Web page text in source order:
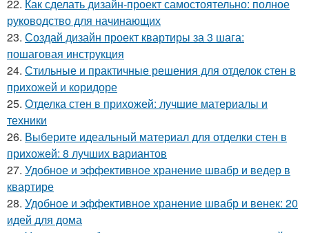
22. Как сделать дизайн-проект самостоятельно: полное
руководство для начинающих
23. Создай дизайн проект квартиры за 3 шага:
пошаговая инструкция
24. Стильные и практичные решения для отделок стен в
прихожей и коридоре
25. Отделка стен в прихожей: лучшие материалы и
техники
26. Выберите идеальный материал для отделки стен в
прихожей: 8 лучших вариантов
27. Удобное и эффективное хранение швабр и ведер в
квартире
28. Удобное и эффективное хранение швабр и венек: 20
идей для дома